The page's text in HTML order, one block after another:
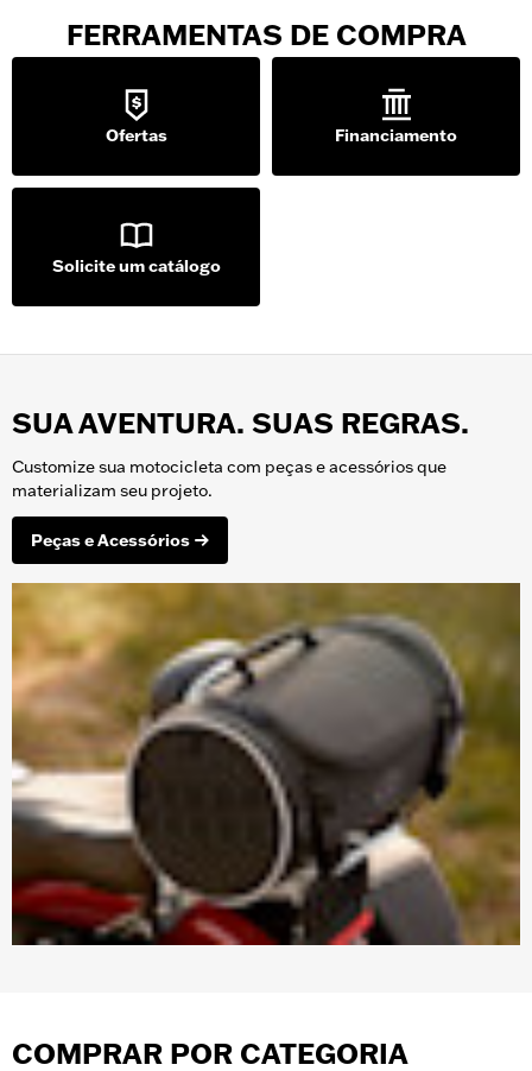
FERRAMENTAS DE COMPRA
Ofertas Financiamento
Solicite um catálogo
SUA AVENTURA. SUAS REGRAS.
Customize sua motocicleta com peças e acessórios que
materializam seu projeto.
Peças e Acessórios
COMPRAR POR CATEGORIA